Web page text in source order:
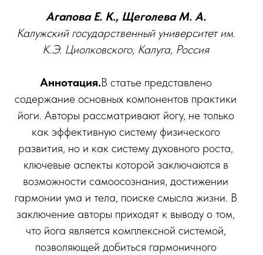
Агапова Е. К., Щеголева М. А.
Калужский государственный университет им.
К.Э. Циолковского, Калуга, Россия
Аннотация.В статье представлено
содержание основных компонентов практики
йоги. Авторы рассматривают йогу, не только
как эффективную систему физического
развития, но и как систему духовного роста,
ключевые аспекты которой заключаются в
возможности самоосознания, достижении
гармонии ума и тела, поиске смысла жизни. В
заключение авторы приходят к выводу о том,
что йога является комплексной системой,
позволяющей добиться гармоничного